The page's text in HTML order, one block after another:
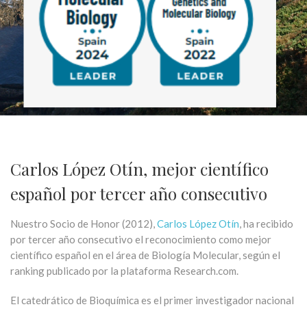
Carlos López Otín, mejor científico
español por tercer año consecutivo
Nuestro Socio de Honor (2012),Carlos López Otín, ha recibido
por tercer año consecutivo el reconocimiento como mejor
científico español en el área de Biología Molecular, según el
ranking publicado por la plataforma Research.com.
El catedrático de Bioquímica es el primer investigador nacional